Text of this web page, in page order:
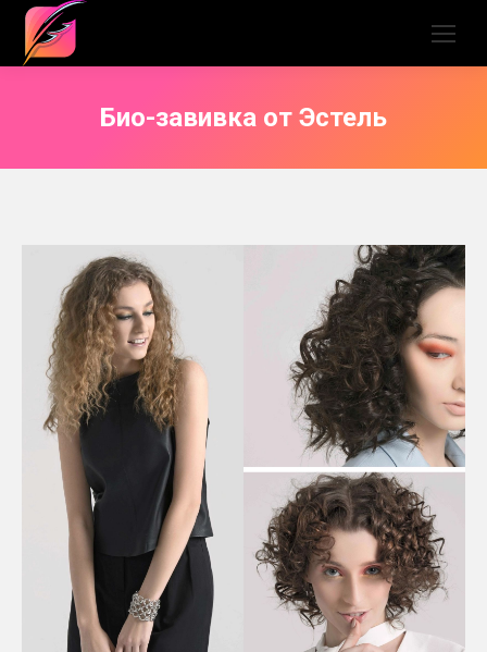
Био-завивка от Эстель